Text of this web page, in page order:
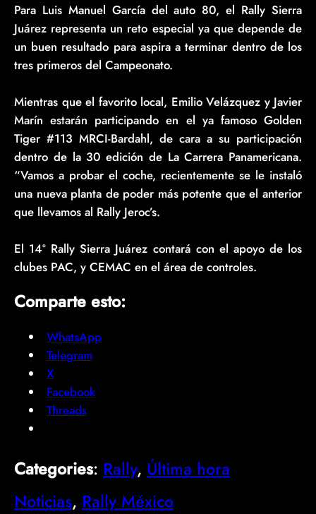
Para Luis Manuel García del auto 80, el Rally Sierra
Juárez representa un reto especial ya que depende de
un buen resultado para aspira a terminar dentro de los
tres primeros del Campeonato.
Mientras que el favorito local, Emilio Velázquez y Javier
Marín estarán participando en el ya famoso Golden
Tiger #113 MRCI-Bardahl, de cara a su participación
dentro de la 30 edición de La Carrera Panamericana.
“Vamos a probar el coche, recientemente se le instaló
una nueva planta de poder más potente que el anterior
que llevamos al Rally Jeroc’s.
El 14º Rally Sierra Juárez contará con el apoyo de los
clubes PAC, y CEMAC en el área de controles.
Comparte esto:
WhatsApp
Telegram
X
Facebook
Threads
Categories: Rally, Última hora
Noticias, Rally México